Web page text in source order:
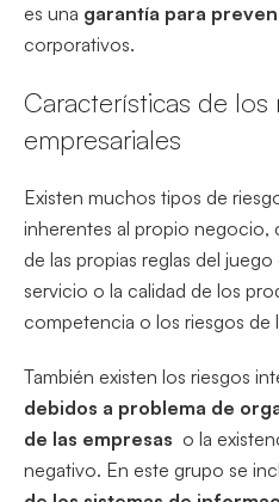
es una garantía para
corporativos.
Características de los
empresariales
Existen muchos tipos de
inherentes al propio negocio,
de las propias reglas del
servicio o la calidad de los
competencia o los riesgos de
También existen los riesgos
debidos a problema de
de las empresas o la
negativo. En este grupo se